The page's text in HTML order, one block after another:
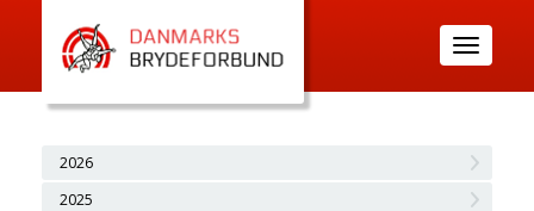
Toggle
navigation
2026
2025